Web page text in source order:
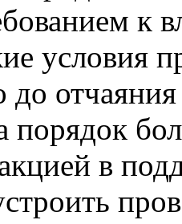
к
условия
до
порядок
в